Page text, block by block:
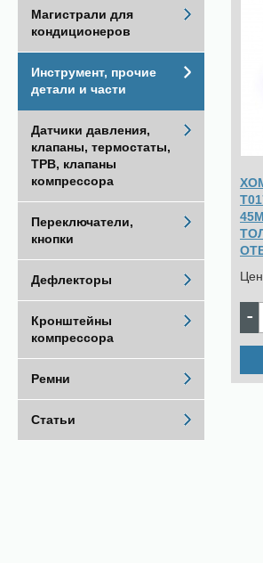
Магистрали для
кондиционеров
Инструмент, прочие
детали и части
Датчики давления,
клапаны, термостаты,
ТРВ, клапаны
компрессора
Переключатели,
кнопки
Дефлекторы
Кронштейны
компрессора
Ремни
Статьи